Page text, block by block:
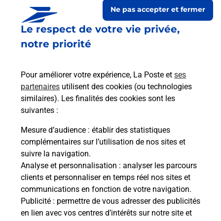
Le respect de votre vie privée,
notre priorité
Pour améliorer votre expérience, La Poste et ses
partenaires utilisent des cookies (ou technologies
similaires). Les finalités des cookies sont les
suivantes :
Mesure d’audience : établir des statistiques
complémentaires sur l’utilisation de nos sites et
suivre la navigation.
Analyse et personnalisation : analyser les parcours
clients et personnaliser en temps réel nos sites et
communications en fonction de votre navigation.
Publicité : permettre de vous adresser des publicités
en lien avec vos centres d’intérêts sur notre site et
Ne pas accepter et fermer
Prochaine collecte du courriersamedià 09h00
Rue Du Soleil
68220 Buschwiller
Itinéraire
Le lien s'ouvre dans un nouvel onglet